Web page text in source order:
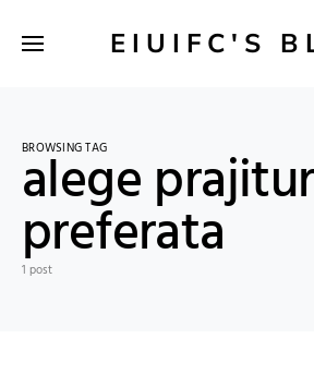
EIUIFC'S
BROWSING TAG
alege
preferata
1 post